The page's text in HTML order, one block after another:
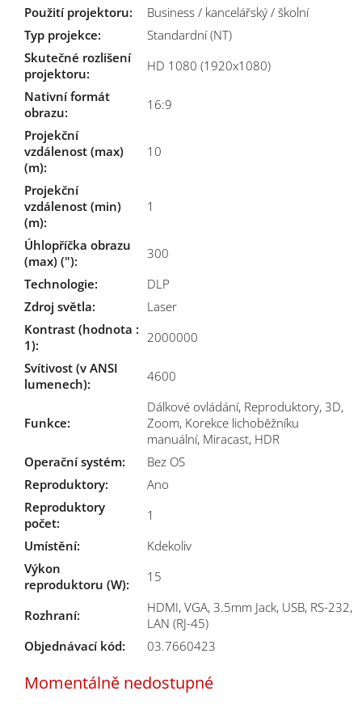
Momentálně nedostupné
Použití projektoru:
Business / kancelářský / školní
Typ projekce:
Standardní (NT)
Skutečné rozlišení
projektoru:
HD 1080 (1920x1080)
Nativní formát
obrazu:
16:9
Projekční
vzdálenost (max)
(m):
10
Projekční
vzdálenost (min)
(m):
1
Úhlopříčka obrazu
(max) ("):
300
Technologie:
DLP
Zdroj světla:
Laser
Kontrast (hodnota :
1):
2000000
Svítivost (v ANSI
lumenech): 4600
Funkce:
Dálkové ovládání, Reproduktory, 3D,
Zoom, Korekce lichoběžníku
manuální, Miracast, HDR
Operační systém:
Bez OS
Reproduktory:
Ano
Reproduktory
počet:
1
Umístění:
Kdekoliv
Výkon
reproduktoru (W): 15
Rozhraní:
HDMI, VGA, 3.5mm Jack, USB, RS-232,
LAN (RJ-45)
Objednávací kód:
03.7660423